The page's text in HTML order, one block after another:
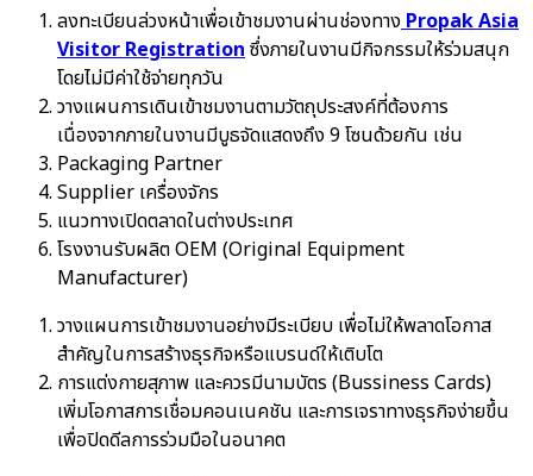
ลงทะเบียนล่วงหน้าเพื่อเข้าชมงานผ่านช่องทางPropak Asia
Visitor Registrationซึ่งภายในงานมีกิจกรรมให้ร่วมสนุก
โดยไม่มีค่าใช้จ่ายทุกวัน
วางแผนการเดินเข้าชมงานตามวัตถุประสงค์ที่ต้องการ
เนื่องจากภายในงานมีบูธจัดแสดงถึง 9 โซนด้วยกัน เช่น
Packaging Partner
Supplier เครื่องจักร
แนวทางเปิดตลาดในต่างประเทศ
โรงงานรับผลิต OEM (Original Equipment
Manufacturer)
วางแผนการเข้าชมงานอย่างมีระเบียบ เพื่อไม่ให้พลาดโอกาส
สำคัญในการสร้างธุรกิจหรือแบรนด์ให้เติบโต
การแต่งกายสุภาพ และควรมีนามบัตร (Bussiness Cards)
เพิ่มโอกาสการเชื่อมคอนเนคชัน และการเจราทางธุรกิจง่ายขึ้น
เพื่อปิดดีลการร่วมมือในอนาคต